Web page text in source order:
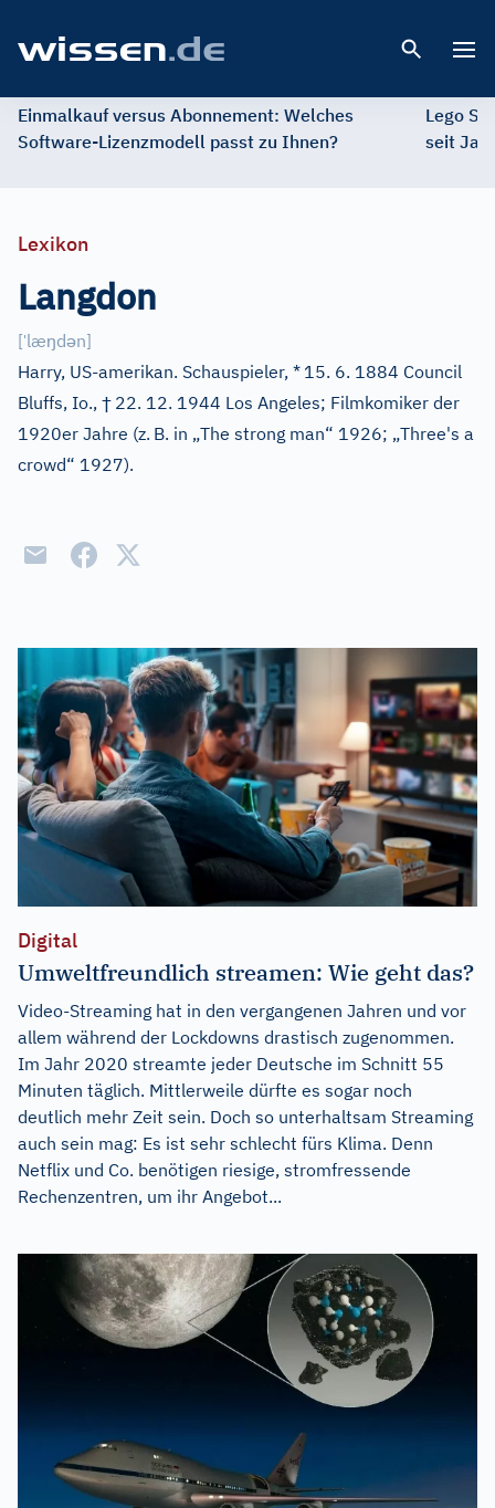
Einmalkauf versus Abonnement: Welches
Software-Lizenzmodell passt zu Ihnen?
Lego
seit
Lexikon
Langdon
[ˈlæŋdən]
Harry, US-amerikan. Schauspieler, * 15. 6. 1884 Council
Bluffs, Io., † 22. 12. 1944 Los Angeles; Filmkomiker der
1920er Jahre (z. B. in „The strong man“ 1926; „Three's a
crowd“ 1927).
Digital
Umweltfreundlich streamen: Wie geht das?
Video-Streaming hat in den vergangenen Jahren und vor
allem während der Lockdowns drastisch zugenommen.
Im Jahr 2020 streamte jeder Deutsche im Schnitt 55
Minuten täglich. Mittlerweile dürfte es sogar noch
deutlich mehr Zeit sein. Doch so unterhaltsam Streaming
auch sein mag: Es ist sehr schlecht fürs Klima. Denn
Netflix und Co. benötigen riesige, stromfressende
Rechenzentren, um ihr Angebot...